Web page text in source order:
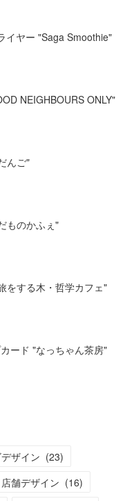
イヤー "Saga Smoothie"
NEIGHBOURS ONLY"
んご"
ものかふぇ"
をする木・哲学カフェ"
ード "なっちゃん茶房"
ザイン (23)
店舗デザイン (16)